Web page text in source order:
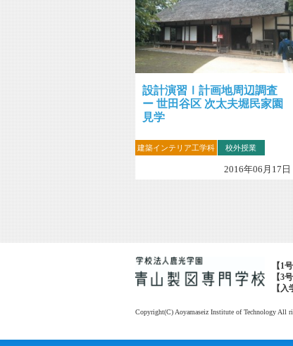
設計演習Ⅰ計画地周辺調査
ー 世田谷区 次太夫堀民家園
見学
建築インテリア工学科 校外授業
2016年06月17日
【1
【3
【
Copyright(C) Aoyamaseiz Institute of Technology All